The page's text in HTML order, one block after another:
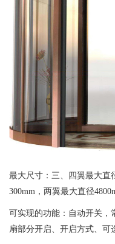
最大尺寸：三、四翼最大直
300mm，两翼最大直径
可实现的功能：自动开关，
扇部分开启、开启方式、可